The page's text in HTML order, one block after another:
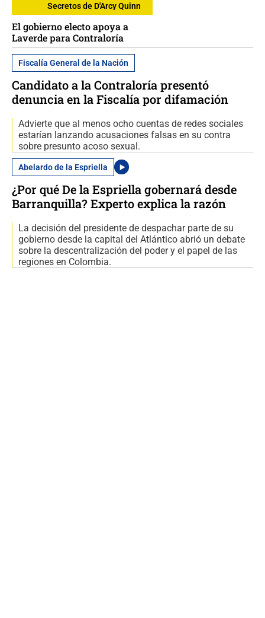
Secretos de D'Arcy Quinn
El gobierno electo apoya a
Laverde para Contraloría
Fiscalía General de la Nación
Candidato a la Contraloría presentó
denuncia en la Fiscalía por difamación
Advierte que al menos ocho cuentas de redes sociales
estarían lanzando acusaciones falsas en su contra
sobre presunto acoso sexual.
Abelardo de la Espriella
¿Por qué De la Espriella gobernará desde
Barranquilla? Experto explica la razón
La decisión del presidente de despachar parte de su
gobierno desde la capital del Atlántico abrió un debate
sobre la descentralización del poder y el papel de las
regiones en Colombia.